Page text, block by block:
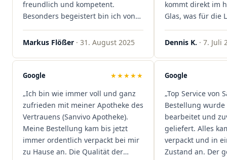
freundlich und kompetent.
Besonders begeistert bin ich von
der schnellen Rezeptannahme –
alles läuft unkompliziert und
sind extrem zügig, was mir jedes
Mal viel Zeit spart. Man merkt,
Kundenzufriedenheit an erster
Stelle stehen. Vielen Dank an das
Team von Sanvivo – ich bin
rundum begeistert!"
Markus Flößer · 31. August 2025
kommt direkt im
Glas, was für die
ist. Ich bestelle
wieder!"
Dennis K. · 7. Juli
Google ★★★★★
„Ich bin wie immer voll und ganz
zufrieden mit meiner Apotheke des
Vertrauens (Sanvivo Apotheke).
Meine Bestellung kam bis jetzt
immer ordentlich verpackt bei mir
zu Hause an. Die Qualität der
Google
„Top Service von
Bestellung wurde
bearbeitet und
geliefert. Alles
verpackt und in
Zustand an. Der